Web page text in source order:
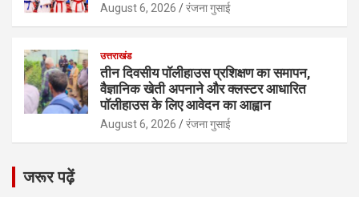
August 6, 2026 रंजना गुसाई
उत्तराखंड
तीन दिवसीय पॉलीहाउस प्रशिक्षण का समापन,
वैज्ञानिक खेती अपनाने और क्लस्टर आधारित
पॉलीहाउस के लिए आवेदन का आह्वान
August 6, 2026 रंजना गुसाई
जरूर पढ़ें